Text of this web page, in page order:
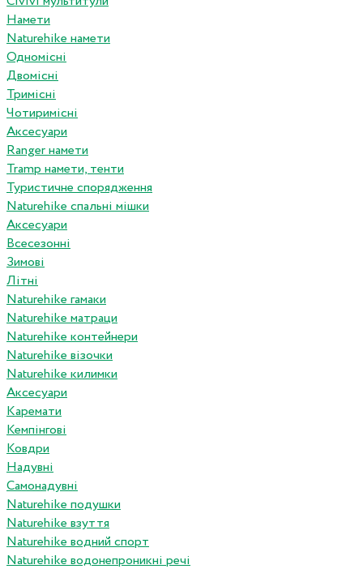
Намети
Naturehike намети
Одномісні
Двомісні
Тримісні
Чотиримісні
Аксесуари
Ranger намети
Tramp намети, тенти
Туристичне спорядження
Naturehike спальні мішки
Аксесуари
Всесезонні
Зимові
Літні
Naturehike гамаки
Naturehike матраци
Naturehike контейнери
Naturehike візочки
Naturehike килимки
Аксесуари
Каремати
Кемпінгові
Ковдри
Надувні
Самонадувні
Naturehike подушки
Naturehike взуття
Naturehike водний спорт
Naturehike водонепроникні речі